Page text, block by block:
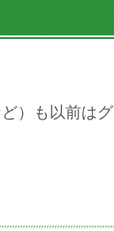
）も以前はグ